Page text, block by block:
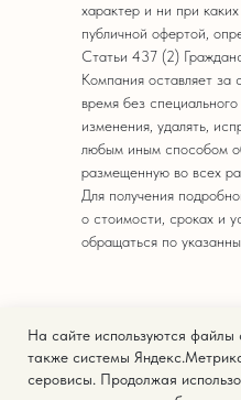
На сайте используются файлы
также системы
серовисы. Продолжая
© 2025.
Политика
характер и ни при
публичной офертой,
Статьи 437 (2)
Компания оставляет за
время без
изменения, удалять,
любым иным способом
размещенную во всех
Для получения
о стоимости, сроках и
обращаться по